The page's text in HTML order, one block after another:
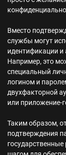
Вместо
службы могут
идентификации и
Например, это
специальный
логином и
двухфакторной
или приложение-
Таким образом,
подтверждения